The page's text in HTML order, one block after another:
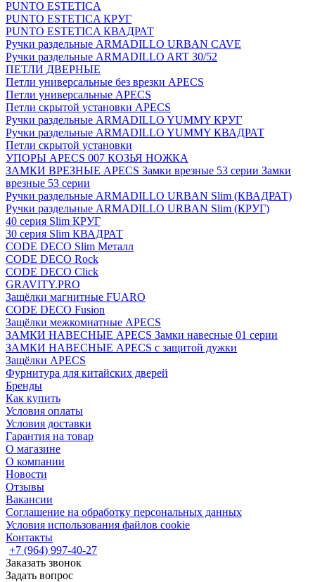
PUNTO ESTETICA
PUNTO ESTETICA КРУГ
PUNTO ESTETICA КВАДРАТ
Ручки раздельные ARMADILLO URBAN CAVE
Ручки раздельные ARMADILLO ART 30/52
ПЕТЛИ ДВЕРНЫЕ
Петли универсальные без врезки APECS
Петли универсальные APECS
Петли скрытой установки APECS
Ручки раздельные ARMADILLO YUMMY КРУГ
Ручки раздельные ARMADILLO YUMMY КВАДРАТ
Петли скрытой установки
УПОРЫ APECS 007 КОЗЬЯ НОЖКА
ЗАМКИ ВРЕЗНЫЕ APECS Замки врезные 53 серии Замки
врезные 53 серии
Ручки раздельные ARMADILLO URBAN Slim (КВАДРАТ)
Ручки раздельные ARMADILLO URBAN Slim (КРУГ)
40 серия Slim КРУГ
30 серия Slim КВАДРАТ
CODE DECO Slim Металл
CODE DECO Rock
CODE DECO Click
GRAVITY.PRO
Защёлки магнитные FUARO
CODE DECO Fusion
Защёлки межкомнатные APECS
ЗАМКИ НАВЕСНЫЕ APECS Замки навесные 01 серии
ЗАМКИ НАВЕСНЫЕ APECS с защитой дужки
Защёлки APECS
Фурнитура для китайских дверей
Бренды
Как купить
Условия оплаты
Условия доставки
Гарантия на товар
О магазине
О компании
Новости
Отзывы
Вакансии
Соглашение на обработку персональных данных
Условия использования файлов cookie
Контакты
+7 (964) 997-40-27
Заказать звонок
Задать вопрос